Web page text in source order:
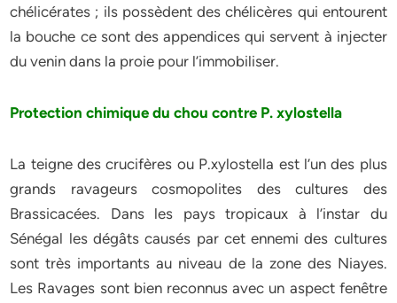
chélicérates ; ils possèdent des chélicères qui entourent
la bouche ce sont des appendices qui servent à injecter
du venin dans la proie pour l’immobiliser.
Protection chimique du chou contre P. xylostella
La teigne des crucifères ou P.xylostella est l’un des plus
grands ravageurs cosmopolites des cultures des
Brassicacées. Dans les pays tropicaux à l’instar du
Sénégal les dégâts causés par cet ennemi des cultures
sont très importants au niveau de la zone des Niayes.
Les Ravages sont bien reconnus avec un aspect fenêtre